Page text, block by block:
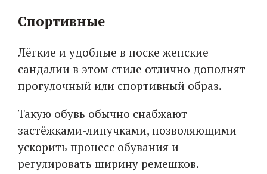
Спортивные
Лёгкие и удобные в носке женские
сандалии в этом стиле отлично дополнят
прогулочный или спортивный образ.
Такую обувь обычно снабжают
застёжками-липучками, позволяющими
ускорить процесс обувания и
регулировать ширину ремешков.